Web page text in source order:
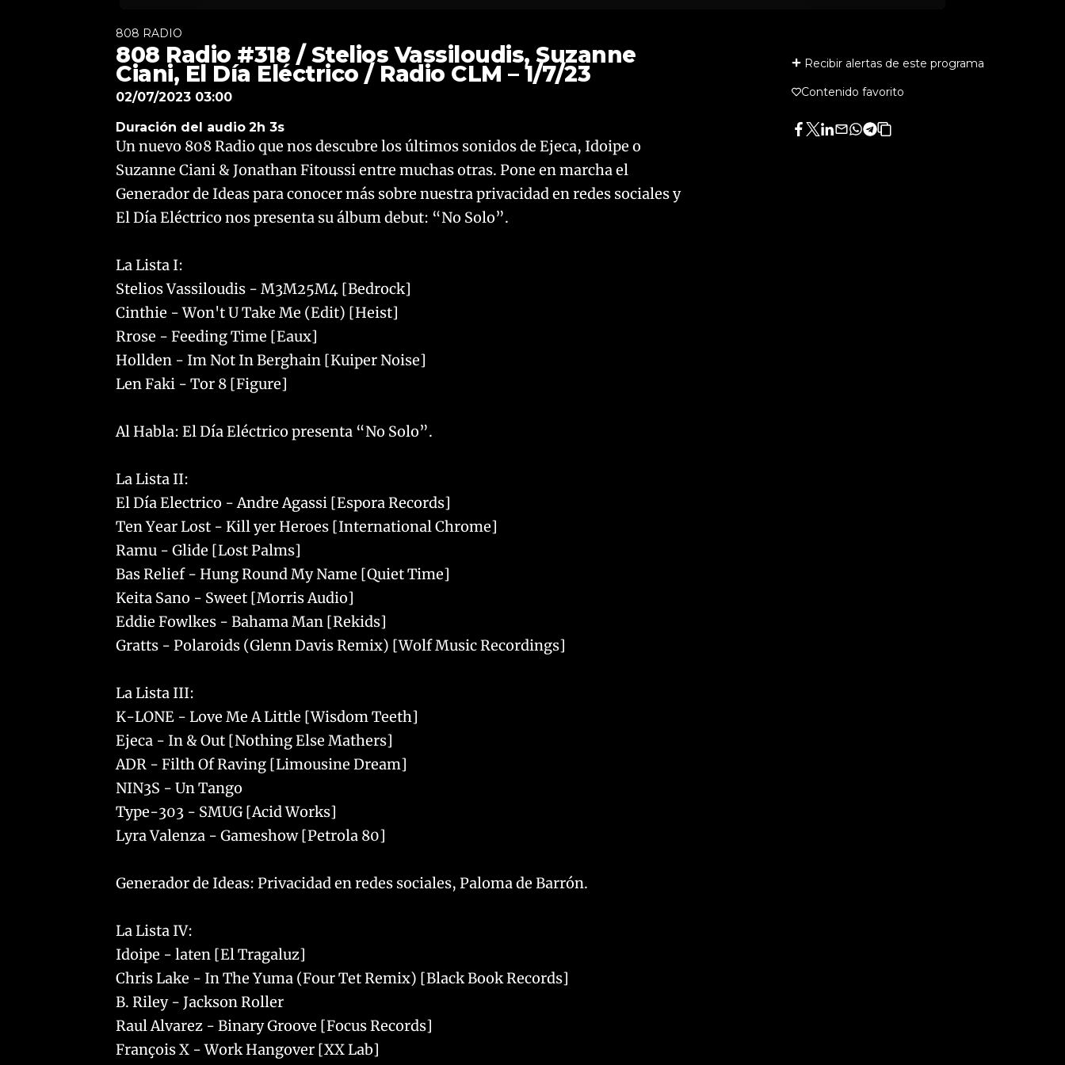
808 RADIO
808 Radio #318 / Stelios Vassiloudis, Suzanne
Ciani, El Día Eléctrico / Radio CLM – 1/7/23
02/07/2023 03:00
Duración del audio 2h 3s
Un nuevo 808 Radio que nos descubre los últimos sonidos de Ejeca, Idoipe o
Suzanne Ciani & Jonathan Fitoussi entre muchas otras. Pone en marcha el
Generador de Ideas para conocer más sobre nuestra privacidad en redes sociales y
El Día Eléctrico nos presenta su álbum debut: “No Solo”.
La Lista I:
Stelios Vassiloudis - M3M25M4 [Bedrock]
Cinthie - Won't U Take Me (Edit) [Heist]
Rrose - Feeding Time [Eaux]
Hollden - Im Not In Berghain [Kuiper Noise]
Len Faki - Tor 8 [Figure]
Al Habla: El Día Eléctrico presenta “No Solo”.
La Lista II:
El Día Electrico - Andre Agassi [Espora Records]
Ten Year Lost - Kill yer Heroes [International Chrome]
Ramu - Glide [Lost Palms]
Bas Relief - Hung Round My Name [Quiet Time]
Keita Sano - Sweet [Morris Audio]
Eddie Fowlkes - Bahama Man [Rekids]
Gratts - Polaroids (Glenn Davis Remix) [Wolf Music Recordings]
La Lista III:
K-LONE - Love Me A Little [Wisdom Teeth]
Ejeca - In & Out [Nothing Else Mathers]
ADR - Filth Of Raving [Limousine Dream]
NIN3S - Un Tango
Type-303 - SMUG [Acid Works]
Lyra Valenza - Gameshow [Petrola 80]
Generador de Ideas: Privacidad en redes sociales, Paloma de Barrón.
La Lista IV:
Idoipe - laten [El Tragaluz]
Chris Lake - In The Yuma (Four Tet Remix) [Black Book Records]
B. Riley - Jackson Roller
Raul Alvarez - Binary Groove [Focus Records]
François X - Work Hangover [XX Lab]
Recibir alertas de este programa
Contenido favorito
Facebook
Twitter
LinkedIn
Enviar
Whatsapp
Telegram
Copiar